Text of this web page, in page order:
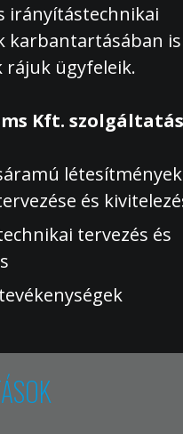
irányítástechnikai
karbantartásában is
ügyfeleik.
Kft.
létesítmények
és
tervezés és